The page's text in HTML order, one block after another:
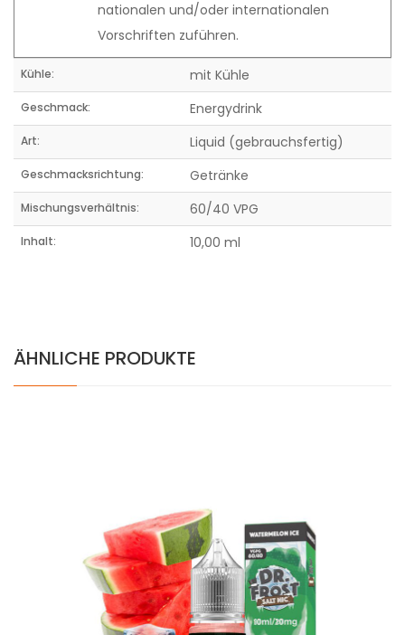
nationalen und/oder internationalen
Vorschriften zuführen.
Kühle: mit Kühle
Geschmack: Energydrink
Art: Liquid (gebrauchsfertig)
Geschmacksrichtung: Getränke
Mischungsverhältnis: 60/40 VPG
Inhalt: 10,00 ml
ÄHNLICHE PRODUKTE